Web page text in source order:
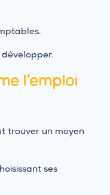
l’emploi
trouver un moyen
ses